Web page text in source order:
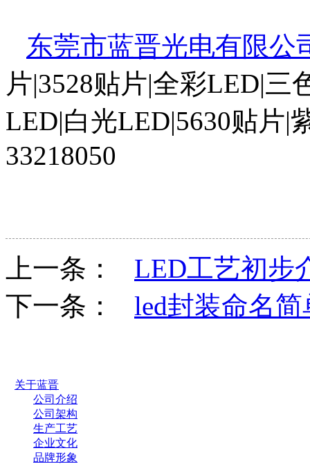
东莞市蓝晋光电有限公
片|3528贴片|全彩LED|
LED|白光LED|5630贴片|
33218050
上一条： LED工艺初步
下一条： led封装命名
关于蓝晋
公司介绍
公司架构
生产工艺
企业文化
品牌形象